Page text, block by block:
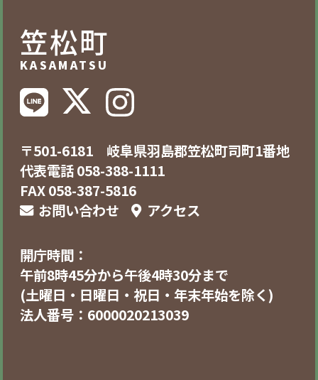
笠松町
KASAMATSU
〒501-6181 岐阜県羽島郡笠松町司町1番地
代表電話 058-388-1111
FAX 058-387-5816
お問い合わせ
アクセス
開庁時間：
午前8時45分から午後4時30分まで
(土曜日・日曜日・祝日・年末年始を除く)
法人番号：6000020213039